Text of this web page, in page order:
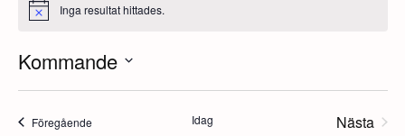
Notis Inga resultat hittades.
Kommande
Välj
FöregåendeEvenemang Idag
Nästa